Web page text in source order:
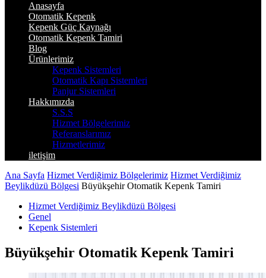
Anasayfa
Otomatik Kepenk
Kepenk Güç Kaynağı
Otomatik Kepenk Tamiri
Blog
Ürünlerimiz
Kepenk Sistemleri
Otomatik Kapı Sistemleri
Panjur Sistemleri
Hakkımızda
S.S.S
Hizmet Bölgelerimiz
Referanslarımız
Hizmetlerimiz
iletişim
Ana Sayfa Hizmet Verdiğimiz Bölgelerimiz Hizmet Verdiğimiz
Beylikdüzü Bölgesi Büyükşehir Otomatik Kepenk Tamiri
Hizmet Verdiğimiz Beylikdüzü Bölgesi
Genel
Kepenk Sistemleri
Büyükşehir Otomatik Kepenk Tamiri